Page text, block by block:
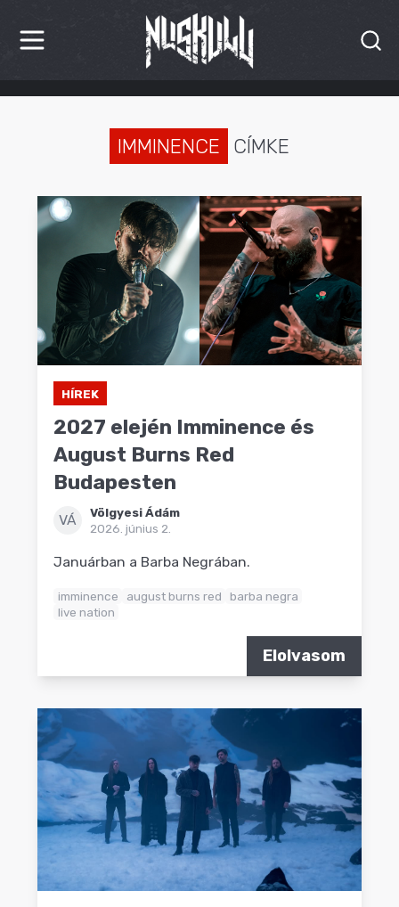
HÍREK
INTERJÚK
PREMIEREK
KULT
MÁSVILÁG
BLOG
IMMINENCE CÍMKE
HÍREK
2027 elején Imminence és
August Burns Red
Budapesten
VÁ
Völgyesi Ádám
2026. június 2.
Januárban a Barba Negrában.
imminence august burns red
barba negra
live nation
Elolvasom